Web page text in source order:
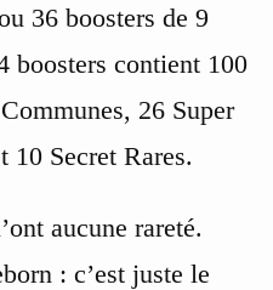
36 boosters de 9
boosters contient 100
26 Super
10 Secret Rares.
aucune rareté.
: c’est juste le